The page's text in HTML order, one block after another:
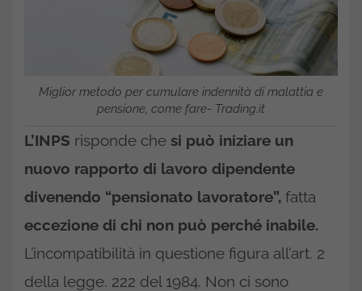
Miglior metodo per cumulare indennità di malattia e
pensione, come fare- Trading.it
L’INPS risponde che si può iniziare un
nuovo rapporto di lavoro dipendente
divenendo “pensionato lavoratore”, fatta
eccezione di chi non può perché inabile.
L’incompatibilità in questione figura all’art. 2
della legge. 222 del 1984. Non ci sono